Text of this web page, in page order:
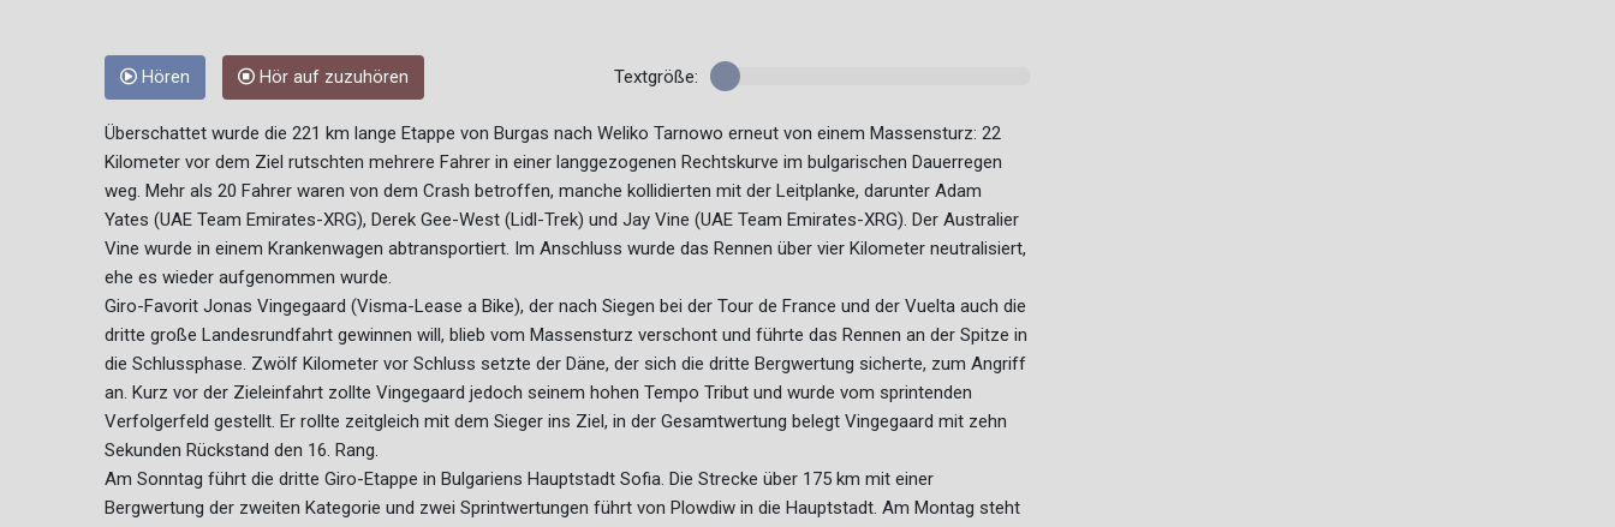
Hören Hör auf zuzuhören Textgröße:
Überschattet wurde die 221 km lange Etappe von Burgas nach Weliko Tarnowo erneut von einem Massensturz: 22
Kilometer vor dem Ziel rutschten mehrere Fahrer in einer langgezogenen Rechtskurve im bulgarischen Dauerregen
weg. Mehr als 20 Fahrer waren von dem Crash betroffen, manche kollidierten mit der Leitplanke, darunter Adam
Yates (UAE Team Emirates-XRG), Derek Gee-West (Lidl-Trek) und Jay Vine (UAE Team Emirates-XRG). Der Australier
Vine wurde in einem Krankenwagen abtransportiert. Im Anschluss wurde das Rennen über vier Kilometer neutralisiert,
ehe es wieder aufgenommen wurde.
Giro-Favorit Jonas Vingegaard (Visma-Lease a Bike), der nach Siegen bei der Tour de France und der Vuelta auch die
dritte große Landesrundfahrt gewinnen will, blieb vom Massensturz verschont und führte das Rennen an der Spitze in
die Schlussphase. Zwölf Kilometer vor Schluss setzte der Däne, der sich die dritte Bergwertung sicherte, zum Angriff
an. Kurz vor der Zieleinfahrt zollte Vingegaard jedoch seinem hohen Tempo Tribut und wurde vom sprintenden
Verfolgerfeld gestellt. Er rollte zeitgleich mit dem Sieger ins Ziel, in der Gesamtwertung belegt Vingegaard mit zehn
Sekunden Rückstand den 16. Rang.
Am Sonntag führt die dritte Giro-Etappe in Bulgariens Hauptstadt Sofia. Die Strecke über 175 km mit einer
Bergwertung der zweiten Kategorie und zwei Sprintwertungen führt von Plowdiw in die Hauptstadt. Am Montag steht